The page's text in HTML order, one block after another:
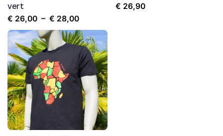
vert
€ 26,00 – € 28,00Plage
de
prix :
€ 26,00
à
€ 28,00
€ 26,90